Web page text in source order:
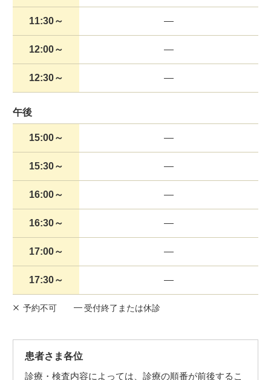
11:30～
12:00～
12:30～
午後
15:00～
15:30～
16:00～
16:30～
17:00～
17:30～
予約不可 受付終了または休診
患者さま各位
診療・検査内容によっては、診療の順番が前後するこ